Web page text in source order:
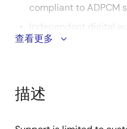
compliant to ADPCM
Independent digital
compliant to I2S
32-bit PCI target for
查看更多
描述